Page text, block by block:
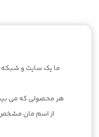
ما یک سایت و شبکه
هر محصولی که می
از اسم مان مشخص